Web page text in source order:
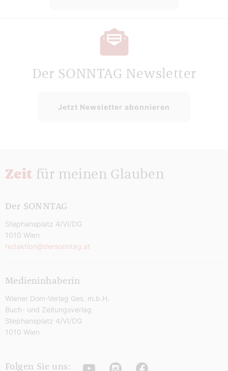
Der SONNTAG Newsletter
Jetzt Newsletter abonnieren
Zeit für meinen Glauben
Der SONNTAG
Stephansplatz 4/VI/DG
1010 Wien
redaktion@dersonntag.at
Medieninhaberin
Wiener Dom-Verlag Ges. m.b.H.
Buch- und Zeitungsverlag
Stephansplatz 4/VI/DG
1010 Wien
Folgen Sie uns: